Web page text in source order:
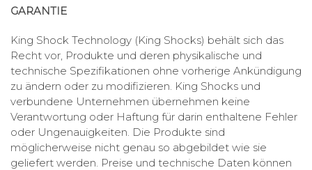
GARANTIE
King Shock Technology (King Shocks) behält sich das
Recht vor, Produkte und deren physikalische und
technische Spezifikationen ohne vorherige Ankündigung
zu ändern oder zu modifizieren. King Shocks und
verbundene Unternehmen übernehmen keine
Verantwortung oder Haftung für darin enthaltene Fehler
oder Ungenauigkeiten. Die Produkte sind
möglicherweise nicht genau so abgebildet wie sie
geliefert werden. Preise und technische Daten können